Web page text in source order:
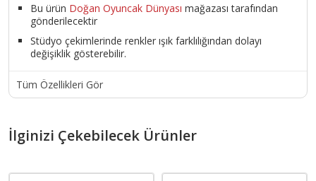
Bu ürün Doğan Oyuncak Dünyası mağazası tarafından
gönderilecektir
Stüdyo çekimlerinde renkler ışık farklılığından dolayı
değişiklik gösterebilir.
Tüm Özellikleri Gör
İlginizi Çekebilecek Ürünler